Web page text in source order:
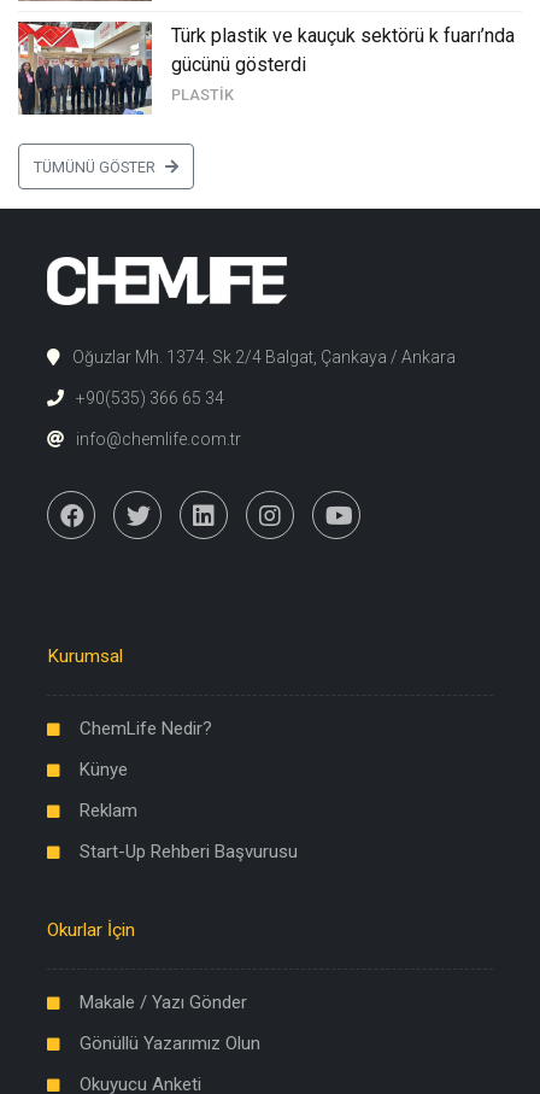
türk plasti̇k ve kauçuk sektörü k fuari’nda
gücünü gösterdi̇
PLASTIK
TÜMÜNÜ GÖSTER
Oğuzlar Mh. 1374. Sk 2/4 Balgat, Çankaya / Ankara
+90(535) 366 65 34
info@chemlife.com.tr
Kurumsal
ChemLife Nedir?
Künye
Reklam
Start-Up Rehberi Başvurusu
Okurlar İçin
Makale / Yazı Gönder
Gönüllü Yazarımız Olun
Okuyucu Anketi